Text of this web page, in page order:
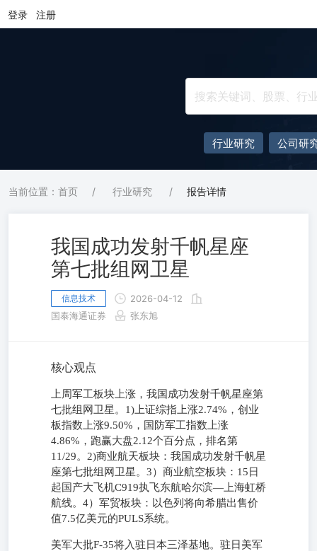
登录 注册
行业研究 公司研
当前位置：首页 / 行业研究 / 报告详情
我国成功发射千帆星座
第七批组网卫星
信息技术
2026-04-12
国泰海通证券
张东旭
核心观点
上周军工板块上涨，我国成功发射千帆星座第
七批组网卫星。1)上证综指上涨2.74%，创业
板指数上涨9.50%，国防军工指数上涨
4.86%，跑赢大盘2.12个百分点，排名第
11/29。2)商业航天板块：我国成功发射千帆星
座第七批组网卫星。3）商业航空板块：15日
起国产大飞机C919执飞东航哈尔滨—上海虹桥
航线。4）军贸板块：以色列将向希腊出售价
值7.5亿美元的PULS系统。
美军大批F-35将入驻日本三泽基地。驻日美军